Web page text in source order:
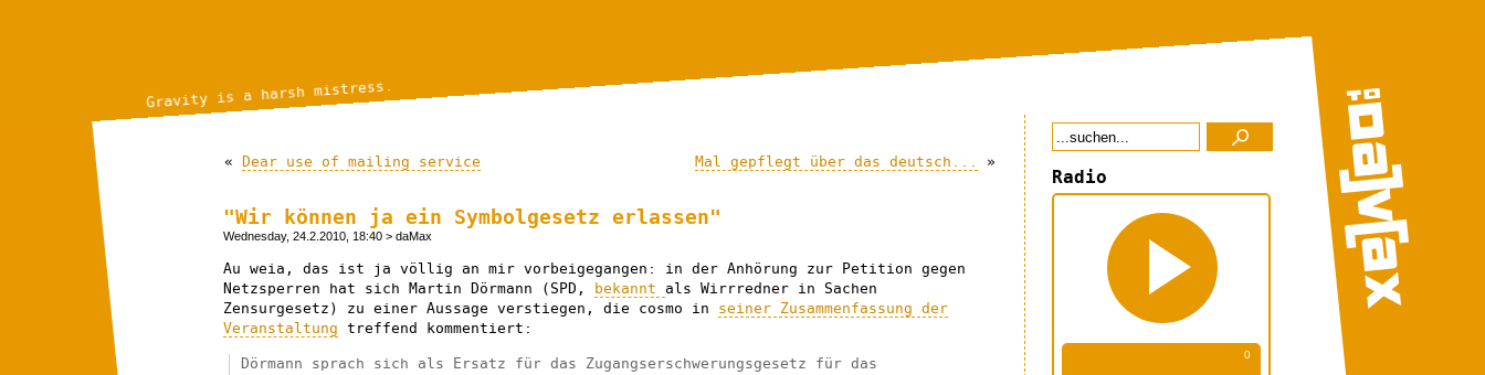
Gravity is a harsh mistress.
« Dear use of mailing service Mal gepflegt über das deutsch... »
"Wir können ja ein Symbolgesetz erlassen"
Wednesday, 24.2.2010, 18:40 > daMax
Au weia, das ist ja völlig an mir vorbeigegangen: in der Anhörung zur Petition gegen
Netzsperren hat sich Martin Dörmann (SPD,
bekannt als Wirrredner in Sachen
Zensurgesetz) zu einer Aussage verstiegen, die cosmo in seiner Zusammenfassung der
Veranstaltung treffend kommentiert:
Dörmann sprach sich als Ersatz für das Zugangserschwerungsgesetz für das
Radio